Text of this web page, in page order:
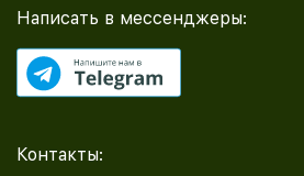
Написать в мессенджеры:
Контакты: